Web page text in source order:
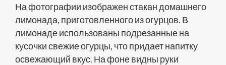
На фотографии изображен стакан домашнего
лимонада, приготовленного из огурцов. В
лимонаде использованы подрезанные на
кусочки свежие огурцы, что придает напитку
освежающий вкус. На фоне видны руки